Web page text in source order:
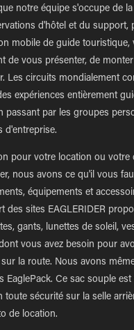
notre équipe s'occupe de
d'hôtel et du support,
mobile de guide touristique,
de vous présenter, de
Les circuits mondialement
expériences entièrement
passant par les groupes
d'entreprise.
pour votre location ou votre
nous avons ce qu'il vous
équipements et
des sites EAGLERIDER
gants, lunettes de soleil,
vous avez besoin pour
la route. Nous avons
EaglePack. Ce sac souple
toute sécurité sur la selle
de location.